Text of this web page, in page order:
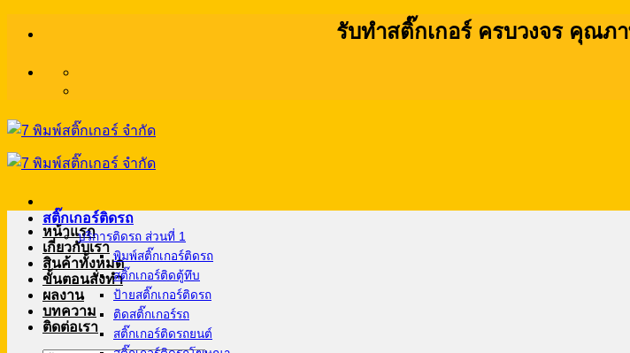
รับทำสติ๊กเกอร์ ครบวงจร คุณภ
หน้าแรก
เกี่ยวกับเรา
สินค้าทั้งหมด
ขั้นตอนสั่งทำ
ผลงาน
บทความ
ติดต่อเรา
สติ๊กเกอร์ติดรถ
บริการติดรถ ส่วนที่ 1
พิมพ์สติ๊กเกอร์ติดรถ
สติ๊กเกอร์ติดตู้ทึบ
ป้ายสติ๊กเกอร์ติดรถ
ติดสติ๊กเกอร์รถ
สติ๊กเกอร์ติดรถยนต์